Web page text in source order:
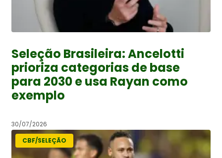
Seleção Brasileira: Ancelotti
prioriza categorias de base
para 2030 e usa Rayan como
exemplo
30/07/2026
CBF/SELEÇÃO